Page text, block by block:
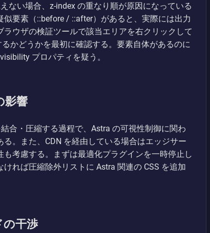
ない場合、z-index の重なり順が原因になっている
要素（::before / ::after）があると、実際には出力
ウザの検証ツールで該当エリアを右クリックして
かどうかを最初に確認する。要素自体があるのに
プロパティを疑う。
影響
合・圧縮する過程で、Astra の可視性制御に関わ
。また、CDN を経由している場合はエッジサー
考慮する。まずは最適化プラグインを一時停止し
れば圧縮除外リストに Astra 関連の CSS を追加
の干渉